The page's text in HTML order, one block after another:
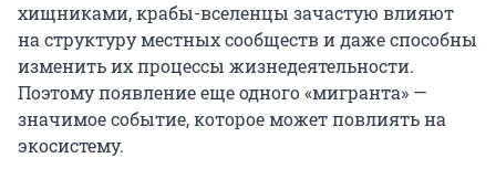
хищниками, крабы-вселенцы зачастую влияют
на структуру местных сообществ и даже способны
изменить их процессы жизнедеятельности.
Поэтому появление еще одного «мигранта» —
значимое событие, которое может повлиять на
экосистему.